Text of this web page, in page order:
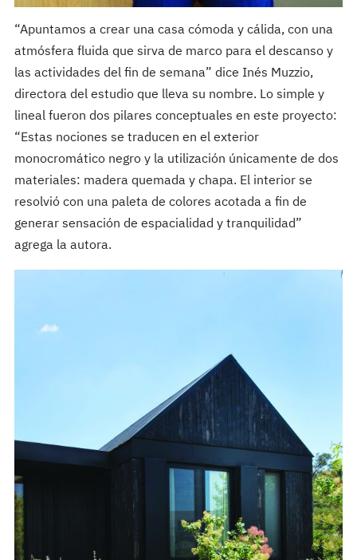
“Apuntamos a crear una casa cómoda y cálida, con una
atmósfera fluida que sirva de marco para el descanso y
las actividades del fin de semana” dice Inés Muzzio,
directora del estudio que lleva su nombre. Lo simple y
lineal fueron dos pilares conceptuales en este proyecto:
“Estas nociones se traducen en el exterior
monocromático negro y la utilización únicamente de dos
materiales: madera quemada y chapa. El interior se
resolvió con una paleta de colores acotada a fin de
generar sensación de espacialidad y tranquilidad”
agrega la autora.